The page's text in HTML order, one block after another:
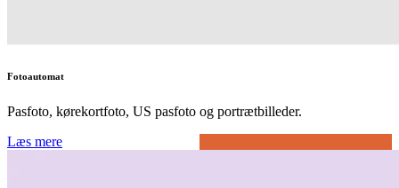
Fotoautomat
Pasfoto, kørekortfoto, US pasfoto og portrætbilleder.
Læs mere